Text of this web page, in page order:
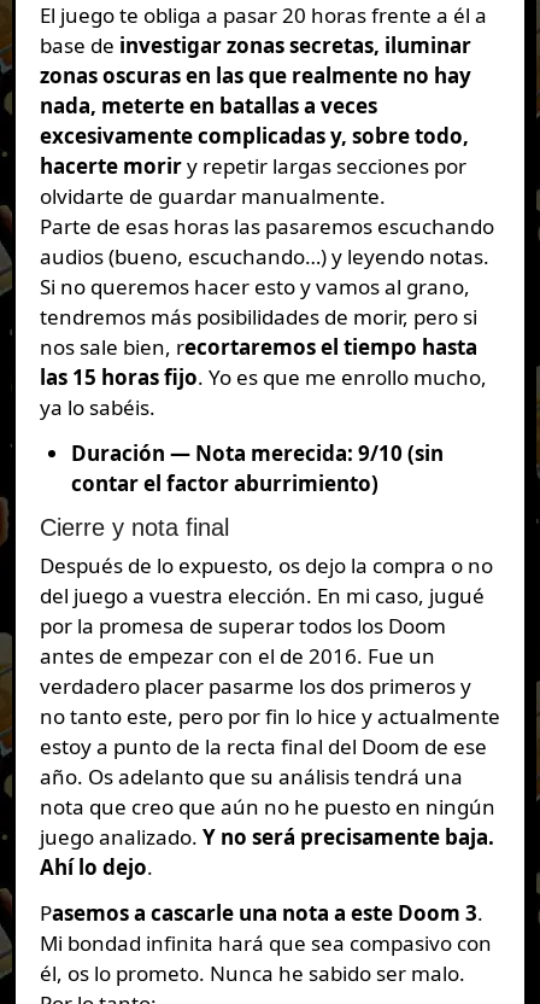
El juego te obliga a pasar 20 horas frente a él a
base de investigar zonas secretas, iluminar
zonas oscuras en las que realmente no hay
nada, meterte en batallas a veces
excesivamente complicadas y, sobre todo,
hacerte moriry repetir largas secciones por
olvidarte de guardar manualmente.
Parte de esas horas las pasaremos escuchando
audios (bueno, escuchando…) y leyendo notas.
Si no queremos hacer esto y vamos al grano,
tendremos más posibilidades de morir, pero si
nos sale bien, recortaremos el tiempo hasta
las 15 horas fijo. Yo es que me enrollo mucho,
ya lo sabéis.
Duración — Nota merecida: 9/10 (sin
contar el factor aburrimiento)
Cierre y nota final
Después de lo expuesto, os dejo la compra o no
del juego a vuestra elección. En mi caso, jugué
por la promesa de superar todos los Doom
antes de empezar con el de 2016. Fue un
verdadero placer pasarme los dos primeros y
no tanto este, pero por fin lo hice y actualmente
estoy a punto de la recta final del Doom de ese
año. Os adelanto que su análisis tendrá una
nota que creo que aún no he puesto en ningún
juego analizado. Y no será precisamente baja.
Ahí lo dejo.
Pasemos a cascarle una nota a este Doom 3.
Mi bondad infinita hará que sea compasivo con
él, os lo prometo. Nunca he sabido ser malo.